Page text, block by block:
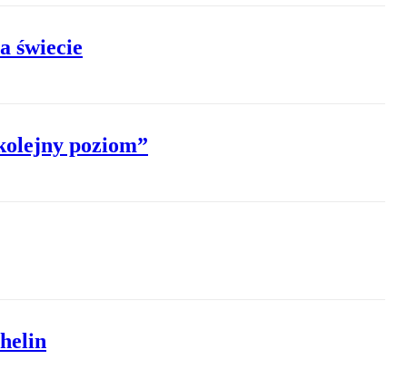
świecie
poziom”